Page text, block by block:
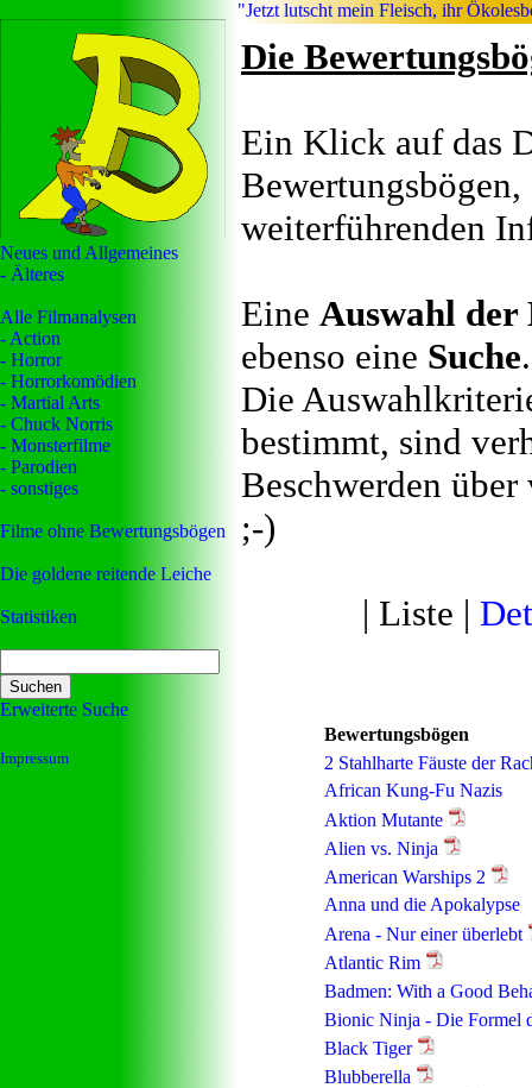
Neues und Allgemeines
- Älteres
Alle Filmanalysen
- Action
- Horror
- Horrorkomödien
- Martial Arts
- Chuck Norris
- Monsterfilme
- Parodien
- sonstiges
Filme ohne Bewertungsbögen
Die goldene reitende Leiche
Statistiken
Erweiterte Suche
Impressum
"Jetzt lutscht mein Fleisch, ihr
Die
Ein Klick auf das
weiterführenden
Eine Auswahl der
ebenso eine Suche.
Die
bestimmt, sind
Beschwerden
;-)
| Liste |
Bewertungsbögen
2 Stahlharte Fäuste der
African Kung-Fu Nazis
Aktion Mutante
Alien vs. Ninja
American Warships 2
Anna und die Apokalypse
Arena - Nur einer überlebt
Atlantic Rim
Badmen: With a Good
Bionic Ninja - Die Formel
Black Tiger
Blubberella